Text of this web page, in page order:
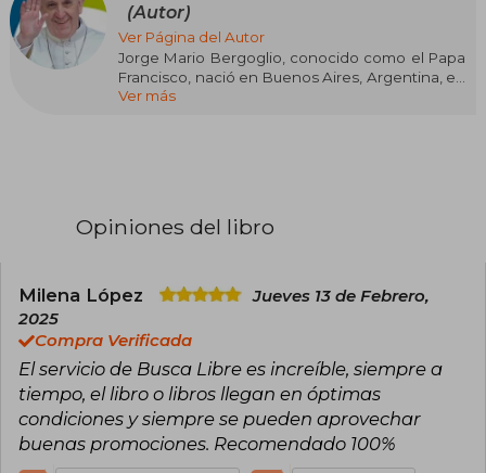
(Autor)
Ver Página del Autor
Jorge Mario Bergoglio, conocido como el Papa
Francisco, nació en Buenos Aires, Argentina, en
1936. Como líder de la Iglesia Católica, es
desafíos ecológicos y sociales de la región
ecología integral y la defensa de los derechos
de los pueblos indígenas. Su enfoque teológico
combina la reflexión espiritual con un fuerte
llamado a la acción social.
Ver más
Opiniones del libro
Milena López
Jueves 13 de Febrero,
2025
Compra Verificada
El servicio de Busca Libre es increíble, siempre a
tiempo, el libro o libros llegan en óptimas
condiciones y siempre se pueden aprovechar
buenas promociones. Recomendado 100%